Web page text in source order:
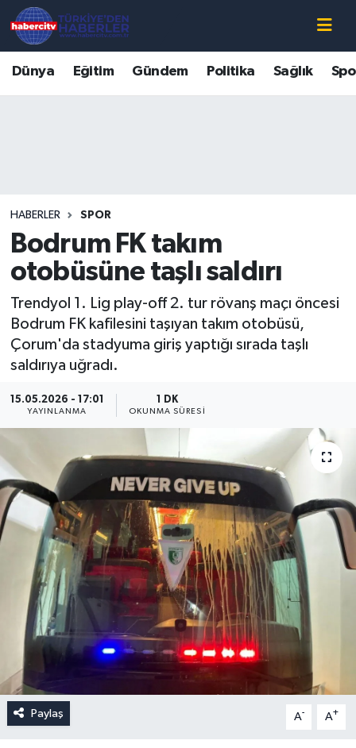
Dünya Eğitim Gündem Politika Sağlık
HABERLER SPOR
Bodrum FK takım
otobüsüne taşlı saldırı
Trendyol 1. Lig play-off 2. tur rövanş maçı öncesi
Bodrum FK kafilesini taşıyan takım otobüsü,
Çorum'da stadyuma giriş yaptığı sırada taşlı
saldırıya uğradı.
15.05.2026 - 17:01
YAYINLANMA
1 DK
OKUNMA SÜRESI
Paylaş A- A+
Süper Lig Puan Durumu ve Fikstür
Tüm Manşetler
Son Dakika Haberleri
Haber Arşivi